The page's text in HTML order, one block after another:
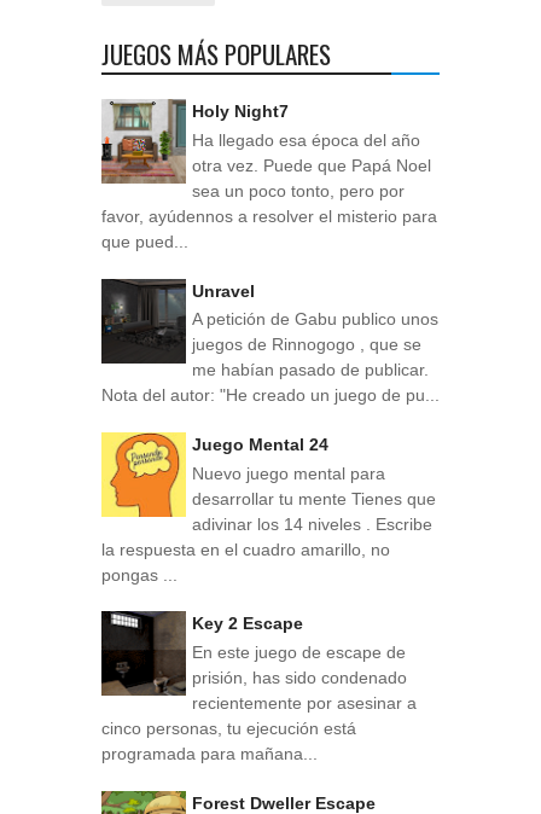
JUEGOS MÁS POPULARES
Holy Night7
Ha llegado esa época del año
otra vez. Puede que Papá Noel
sea un poco tonto, pero por
favor, ayúdennos a resolver el misterio para
que pued...
Unravel
A petición de Gabu publico unos
juegos de Rinnogogo , que se
me habían pasado de publicar.
Nota del autor: "He creado un juego de pu...
Juego Mental 24
Nuevo juego mental para
desarrollar tu mente Tienes que
adivinar los 14 niveles . Escribe
la respuesta en el cuadro amarillo, no
pongas ...
Key 2 Escape
En este juego de escape de
prisión, has sido condenado
recientemente por asesinar a
cinco personas, tu ejecución está
programada para mañana...
Forest Dweller Escape